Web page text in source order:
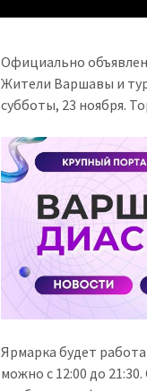
Официально
Жители Варшавы и
субботы, 23 ноября.
Ярмарка будет
можно с 12:00 до